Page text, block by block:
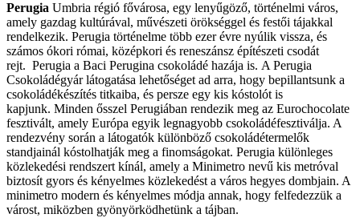
Perugia Umbria régió fővárosa, egy lenyűgöző, történelmi város,
amely gazdag kultúrával, művészeti örökséggel és festői tájakkal
rendelkezik. Perugia történelme több ezer évre nyúlik vissza, és
számos ókori római, középkori és reneszánsz építészeti csodát
rejt. Perugia a Baci Perugina csokoládé hazája is. A Perugia
Csokoládégyár látogatása lehetőséget ad arra, hogy bepillantsunk a
csokoládékészítés titkaiba, és persze egy kis kóstolót is
kapjunk. Minden ősszel Perugiában rendezik meg az Eurochocolate
fesztivált, amely Európa egyik legnagyobb csokoládéfesztiválja. A
rendezvény során a látogatók különböző csokoládétermelők
standjainál kóstolhatják meg a finomságokat. Perugia különleges
közlekedési rendszert kínál, amely a Minimetro nevű kis metróval
biztosít gyors és kényelmes közlekedést a város hegyes dombjain. A
minimetro modern és kényelmes módja annak, hogy felfedezzük a
várost, miközben gyönyörködhetünk a tájban.